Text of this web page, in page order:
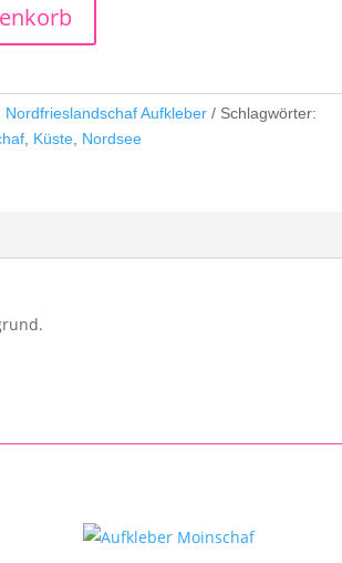
Nordfrieslandschaf Aufkleber
Schlagwörter:
Küste Nordsee